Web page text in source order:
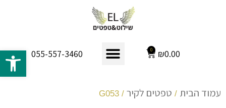
₪0.00
0
055-557-3460
עמוד הבית / טפטים לקיר / G053